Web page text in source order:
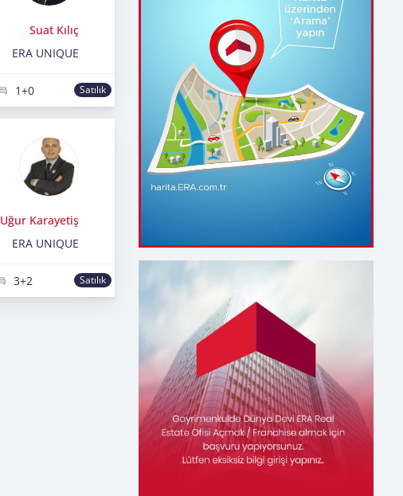
Suat Kılıç
ERA UNIQUE
1+0 Satılık
Uğur Karayetiş
ERA UNIQUE
3+2 Satılık